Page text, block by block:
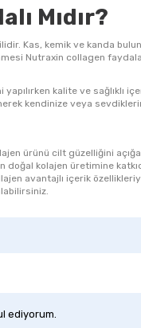
Mıdır?
Kas, kemik ve kanda
Nutraxin collagen
kalite ve sağlıklı
kendinize veya
ürünü cilt güzelliğini
kolajen üretimine
avantajlı içerik
ediyorum.